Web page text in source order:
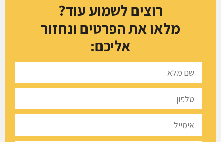
רוצים לשמוע עוד?
מלאו את הפרטים ונחזור
אליכם: